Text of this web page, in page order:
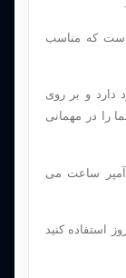
که مناسب
و بر روی
را در مهمانی
ساعت هوشمند 380 میلی آمپر ساعت می
می توانید از ساعت هوشمند ادونچر تا 10 روز استفاده کنید